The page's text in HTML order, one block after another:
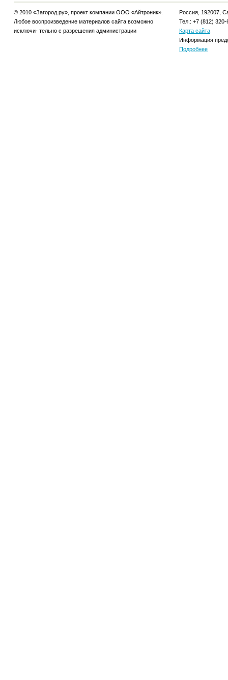
© 2010 «Загород.ру», проект компании ООО «Айтроник».
Любое воспроизведение материалов сайта возможно
исключи- тельно с разрешения администрации
Россия, 192007,
Тел.: +7 (812) 320-
Карта сайта
Информация
Подробнее